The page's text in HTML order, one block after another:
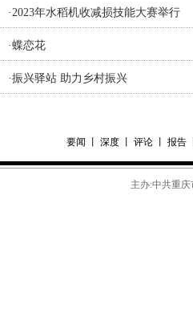
·2023年水稻机收减损技能大赛举行
·蝶恋花
·振兴驿站 助力乡村振兴
要闻 深度 评论 报告
主办:中共重